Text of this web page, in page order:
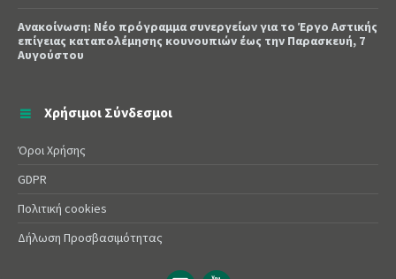
Ανακοίνωση: Νέο πρόγραμμα συνεργείων για το Έργο Αστικής
επίγειας καταπολέμησης κουνουπιών έως την Παρασκευή, 7
Αυγούστου
Χρήσιμοι Σύνδεσμοι
Όροι Χρήσης
GDPR
Πολιτική cookies
Δήλωση Προσβασιμότητας